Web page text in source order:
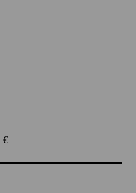
€